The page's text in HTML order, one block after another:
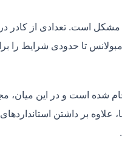
مشکل است. تعدادی از کادر
تا حدودی شرایط را
شده است و در این میان،
علاوه بر داشتن